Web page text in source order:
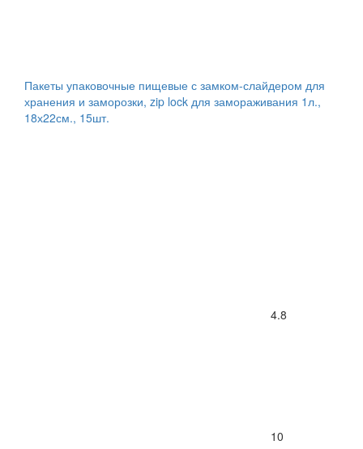
Пакеты упаковочные пищевые с замком-слайдером для
хранения и заморозки, zip lock для замораживания 1л.,
18х22см., 15шт.
4.8
10